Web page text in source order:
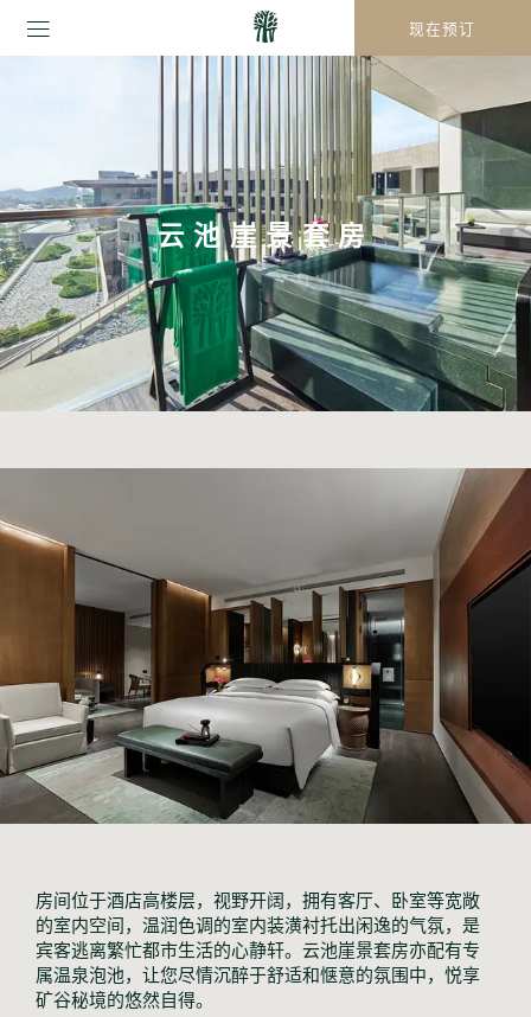
现在预订
云池崖景套房
房间位于酒店高楼层，视野开阔，拥有客厅、卧室等宽敞
的室内空间，温润色调的室内装潢衬托出闲逸的气氛，是
宾客逃离繁忙都市生活的心静轩。云池崖景套房亦配有专
属温泉泡池，让您尽情沉醉于舒适和惬意的氛围中，悦享
矿谷秘境的悠然自得。